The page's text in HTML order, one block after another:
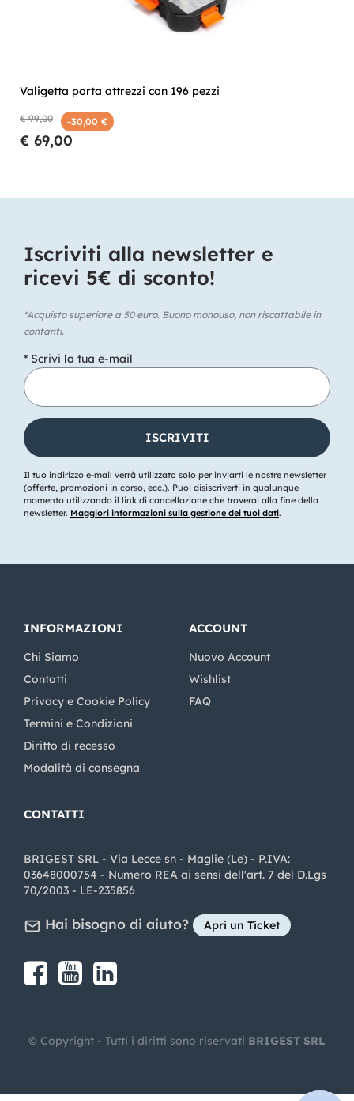
Valigetta porta attrezzi con 196 pezzi
€ 99,00 -30,00 €
€ 69,00
Iscriviti alla newsletter e
ricevi 5€ di sconto!​
*Acquisto superiore a 50 euro. Buono monouso, non riscattabile in
contanti.
* Scrivi la tua e-mail
Il tuo indirizzo e-mail verrà utilizzato solo per inviarti le nostre newsletter
(offerte, promozioni in corso, ecc.). Puoi disiscriverti in qualunque
momento utilizzando il link di cancellazione che troverai alla fine della
newsletter. Maggiori informazioni sulla gestione dei tuoi dati.
INFORMAZIONI
Chi Siamo
Contatti
Privacy e Cookie Policy
Termini e Condizioni
Diritto di recesso
Modalità di consegna
ACCOUNT
Nuovo Account
Wishlist
FAQ
CONTATTI
BRIGEST SRL - Via Lecce sn - Maglie (Le) - P.IVA:
03648000754 - Numero REA ai sensi dell'art. 7 del D.Lgs
70/2003 - LE-235856
Hai bisogno di aiuto? Apri un Ticket
Share on Facebook
Share on youtube
© Copyright - Tutti i diritti sono riservati BRIGEST SRL